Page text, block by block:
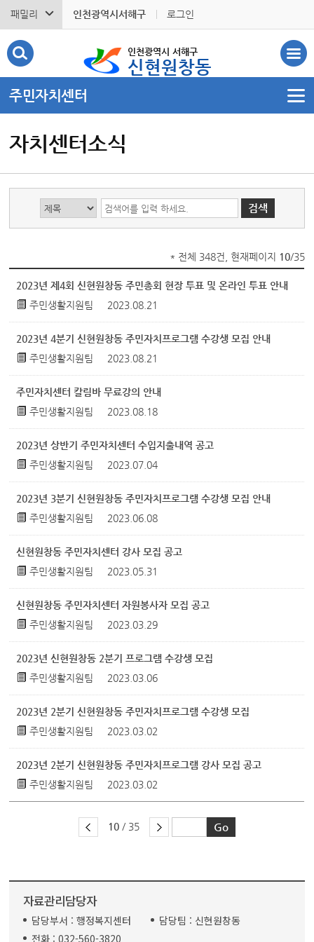
패밀리 인천광역시서해구 로그인
인천광역시 서해구
신현원창동
주민자치센터
자치센터소식
* 전체 348건, 현재페이지 10/35
2023년 제4회 신현원창동 주민총회 현장 투표 및 온라인 투표 안내
주민생활지원팀
2023.08.21
2023년 4분기 신현원창동 주민자치프로그램 수강생 모집 안내
주민생활지원팀
2023.08.21
주민자치센터 칼림바 무료강의 안내
주민생활지원팀
2023.08.18
2023년 상반기 주민자치센터 수입지출내역 공고
주민생활지원팀
2023.07.04
2023년 3분기 신현원창동 주민자치프로그램 수강생 모집 안내
주민생활지원팀
2023.06.08
신현원창동 주민자치센터 강사 모집 공고
주민생활지원팀
2023.05.31
신현원창동 주민자치센터 자원봉사자 모집 공고
주민생활지원팀
2023.03.29
2023년 신현원창동 2분기 프로그램 수강생 모집
주민생활지원팀
2023.03.06
2023년 2분기 신현원창동 주민자치프로그램 수강생 모집
주민생활지원팀
2023.03.02
2023년 2분기 신현원창동 주민자치프로그램 강사 모집 공고
주민생활지원팀
2023.03.02
10 / 35
자료관리담당자
담당부서 : 행정복지센터 담당팀 : 신현원창동
전화 : 032-560-3820